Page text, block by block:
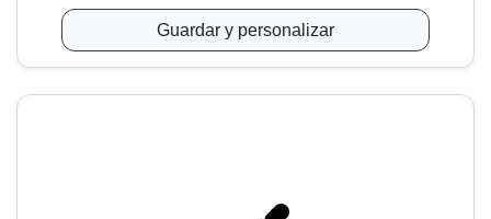
Guardar y personalizar